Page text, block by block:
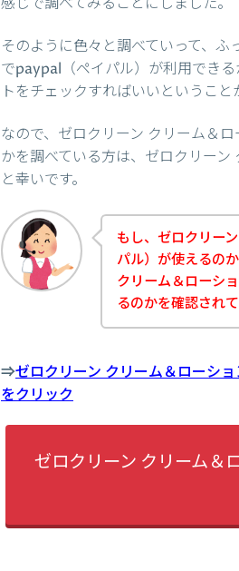
そのように色々と調べていって、
でpaypal（ペイパル）が利用でき
トをチェックすればいいということ
なので、ゼロクリーン クリーム＆
かを調べている方は、ゼロクリー
と幸いです。
もし、ゼロクリー
パル）が使えるの
クリーム＆ローシ
るのかを確認され
⇒ゼロクリーン クリーム＆ローシ
をクリック
ゼロクリーン クリーム＆